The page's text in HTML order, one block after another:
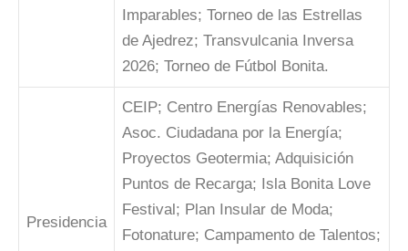
Imparables; Torneo de las Estrellas
de Ajedrez; Transvulcania Inversa
2026; Torneo de Fútbol Bonita.
Presidencia
CEIP; Centro Energías Renovables;
Asoc. Ciudadana por la Energía;
Proyectos Geotermia; Adquisición
Puntos de Recarga; Isla Bonita Love
Festival; Plan Insular de Moda;
Fotonature; Campamento de Talentos;